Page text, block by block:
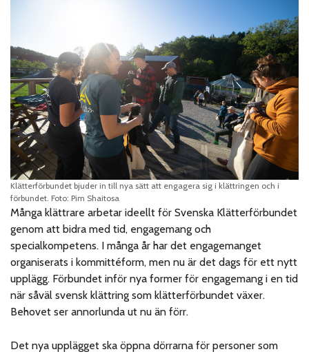
Klätterförbundet bjuder in till nya sätt att engagera sig i klättringen och i
förbundet. Foto: Pim Shaitosa
Många klättrare arbetar ideellt för Svenska Klätterförbundet
genom att bidra med tid, engagemang och
specialkompetens. I många år har det engagemanget
organiserats i kommittéform, men nu är det dags för ett nytt
upplägg. Förbundet inför nya former för engagemang i en tid
när såväl svensk klättring som klätterförbundet växer.
Behovet ser annorlunda ut nu än förr.
Det nya upplägget ska öppna dörrarna för personer som